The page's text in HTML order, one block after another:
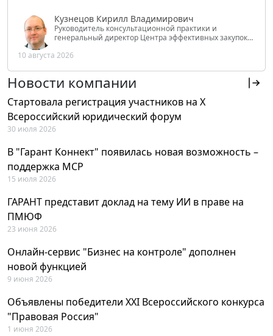
Кузнецов Кирилл Владимирович
Руководитель консультационной практики и
генеральный директор Центра эффективных закупок
РФ
10 августа 2026
Новости компании
Стартовала регистрация участников на X
Всероссийский юридический форум
30 июля 2026
В "Гарант Коннект" появилась новая возможность –
поддержка MCP
15 июля 2026
ГАРАНТ представит доклад на тему ИИ в праве на
ПМЮФ
23 июня 2026
Онлайн-сервис "Бизнес на контроле" дополнен
новой функцией
9 июня 2026
Объявлены победители XXI Всероссийского конкурса
"Правовая Россия"
1 июня 2026